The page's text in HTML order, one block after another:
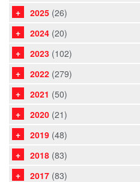
2025 (26)
2024 (20)
2023 (102)
2022 (279)
2021 (50)
2020 (21)
2019 (48)
2018 (83)
2017 (83)